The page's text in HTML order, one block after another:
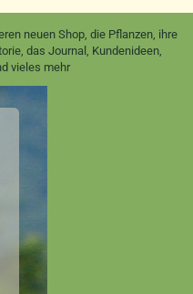
neuen Shop, die Pflanzen, ihre
das Journal, Kundenideen,
vieles mehr